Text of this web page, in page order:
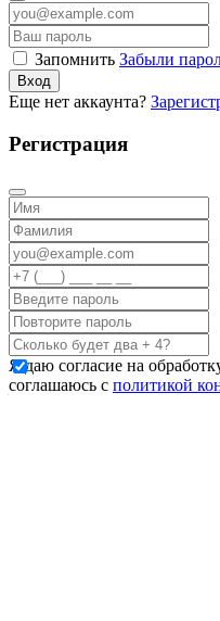
Запомнить Забыли
Вход
Еще нет аккаунта?
Регистрация
Я даю согласие на
соглашаюсь с политикой